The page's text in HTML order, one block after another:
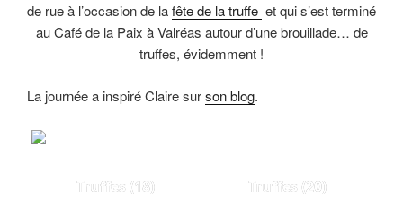
de rue à l’occasion de lafête de la truffe et qui s’est terminé
au Café de la Paix à Valréas autour d’une brouillade… de
truffes, évidemment !
La journée a inspiré Claire surson blog.
Truffes (18) Truffes (20)